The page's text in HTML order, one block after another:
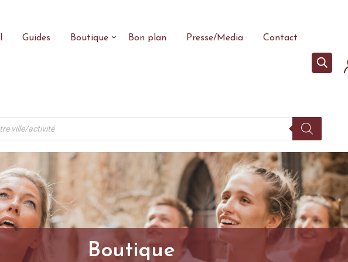
Guides Boutique Bon plan Presse/Media Contact
Boutique